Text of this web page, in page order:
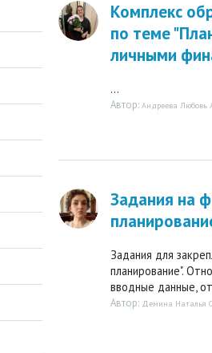
Комплекс
по теме
личными
...
Автор: Андреева Любовь
Задания на
Задания для
планирование".
вводные данные,
Автор: Демина Наталья